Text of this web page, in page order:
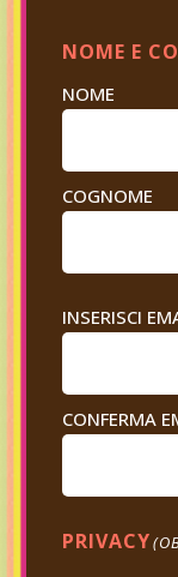
NOME E
NOME
COGNOME
EMAIL
INSERISCI
CONFERMA
PRIVACY